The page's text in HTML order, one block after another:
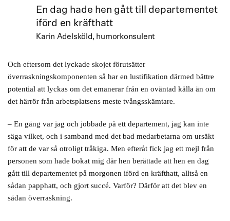
En dag hade hen gått till departementet
iförd en kräfthatt
Karin Adelsköld, humorkonsulent
Och eftersom det lyckade skojet förutsätter
överraskningskomponenten så har en lustifikation därmed bättre
potential att lyckas om det emanerar från en oväntad källa än om
det härrör från arbetsplatsens meste tvångsskämtare.
– En gång var jag och jobbade på ett departement, jag kan inte
säga vilket, och i samband med det bad medarbetarna om ursäkt
för att de var så otroligt tråkiga. Men efteråt fick jag ett mejl från
personen som hade bokat mig där hen berättade att hen en dag
gått till departementet på morgonen iförd en kräfthatt, alltså en
sådan papphatt, och gjort succé. Varför? Därför att det blev en
sådan överraskning.